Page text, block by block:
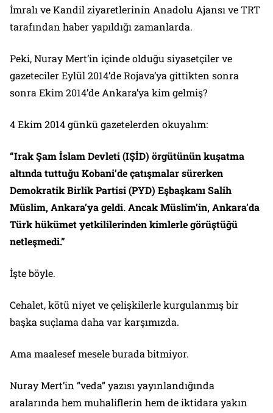
İmralı ve Kandil ziyaretlerinin Anadolu Ajansı ve TRT
tarafından haber yapıldığı zamanlarda.
Peki, Nuray Mert’in içinde olduğu siyasetçiler ve
gazeteciler Eylül 2014’de Rojava’ya gittikten sonra
sonra Ekim 2014’de Ankara’ya kim gelmiş?
4 Ekim 2014 günkü gazetelerden okuyalım:
“Irak Şam İslam Devleti (IŞİD) örgütünün kuşatma
altında tuttuğu Kobani’de çatışmalar sürerken
Demokratik Birlik Partisi (PYD) Eşbaşkanı Salih
Müslim, Ankara’ya geldi. Ancak Müslim’in, Ankara’da
Türk hükümet yetkililerinden kimlerle görüştüğü
netleşmedi.”
İşte böyle.
Cehalet, kötü niyet ve çelişkilerle kurgulanmış bir
başka suçlama daha var karşımızda.
Ama maalesef mesele burada bitmiyor.
Nuray Mert’in “veda” yazısı yayınlandığında
aralarında hem muhaliflerin hem de iktidara yakın